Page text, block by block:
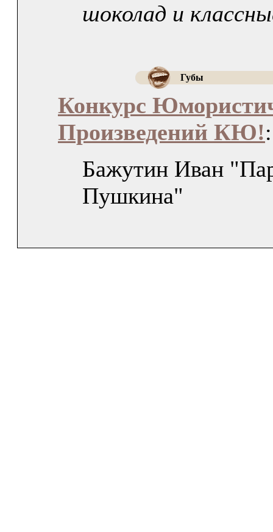
шоколад и
Губы
Конкурс
Произведений КЮ!:
Бажутин Иван
Пушкина"